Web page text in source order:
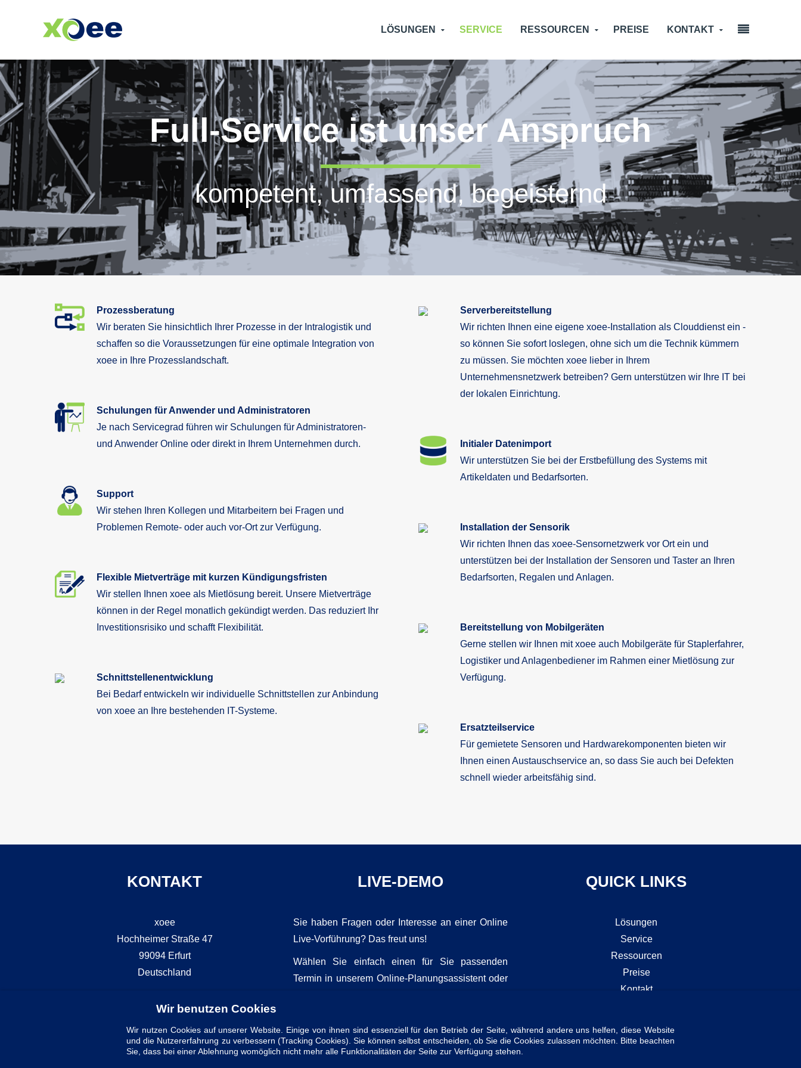
LÖSUNGEN SERVICE RESSOURCEN PREISE KONTAKT
Full-Service ist unser Anspruch
kompetent, umfassend, begeisternd
Prozessberatung
Wir beraten Sie hinsichtlich Ihrer Prozesse in der Intralogistik und
schaffen so die Voraussetzungen für eine optimale Integration von
xoee in Ihre Prozesslandschaft.
Schulungen für Anwender und Administratoren
Je nach Servicegrad führen wir Schulungen für Administratoren-
und Anwender Online oder direkt in Ihrem Unternehmen durch.
Support
Wir stehen Ihren Kollegen und Mitarbeitern bei Fragen und
Problemen Remote- oder auch vor-Ort zur Verfügung.
Flexible Mietverträge mit kurzen Kündigungsfristen
Wir stellen Ihnen xoee als Mietlösung bereit. Unsere Mietverträge
können in der Regel monatlich gekündigt werden. Das reduziert Ihr
Investitionsrisiko und schafft Flexibilität.
Schnittstellenentwicklung
Bei Bedarf entwickeln wir individuelle Schnittstellen zur Anbindung
von xoee an Ihre bestehenden IT-Systeme.
Serverbereitstellung
Wir richten Ihnen eine eigene xoee-Installation als Clouddienst ein -
so können Sie sofort loslegen, ohne sich um die Technik kümmern
zu müssen. Sie möchten xoee lieber in Ihrem
Unternehmensnetzwerk betreiben? Gern unterstützen wir Ihre IT bei
der lokalen Einrichtung.
Initialer Datenimport
Wir unterstützen Sie bei der Erstbefüllung des Systems mit
Artikeldaten und Bedarfsorten.
Installation der Sensorik
Wir richten Ihnen das xoee-Sensornetzwerk vor Ort ein und
unterstützen bei der Installation der Sensoren und Taster an Ihren
Bedarfsorten, Regalen und Anlagen.
Bereitstellung von Mobilgeräten
Gerne stellen wir Ihnen mit xoee auch Mobilgeräte für Staplerfahrer,
Logistiker und Anlagenbediener im Rahmen einer Mietlösung zur
Verfügung.
Ersatzteilservice
Für gemietete Sensoren und Hardwarekomponenten bieten wir
Ihnen einen Austauschservice an, so dass Sie auch bei Defekten
schnell wieder arbeitsfähig sind.
KONTAKT
xoee
Hochheimer Straße 47
99094 Erfurt
Deutschland
+49 (0) 3677 761 3535
info@xoee.de
LIVE-DEMO
Sie haben Fragen oder Interesse an einer Online
Live-Vorführung? Das freut uns!
Wählen Sie einfach einen für Sie passenden
Termin in unserem Online-Planungsassistent oder
Live-Vorführung buchen
QUICK LINKS
Lösungen
Service
Ressourcen
Preise
Kontakt
Erklärung zum Datenschutz
Wir benutzen Cookies
Wir nutzen Cookies auf unserer Website. Einige von ihnen sind essenziell für den Betrieb der Seite, während andere uns helfen, diese Website
und die Nutzererfahrung zu verbessern (Tracking Cookies). Sie können selbst entscheiden, ob Sie die Cookies zulassen möchten. Bitte beachten
Sie, dass bei einer Ablehnung womöglich nicht mehr alle Funktionalitäten der Seite zur Verfügung stehen.